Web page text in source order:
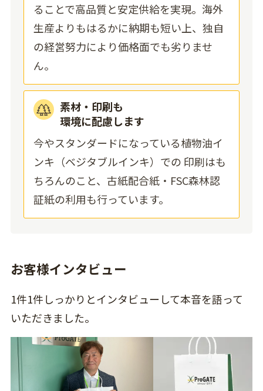
ることで高品質と安定供給を実現。海外
生産よりもはるかに納期も短い上、独自
の経営努力により価格面でも劣りませ
ん。
素材・印刷も
環境に配慮します
今やスタンダードになっている植物油イ
ンキ（ベジタブルインキ）での 印刷はも
ちろんのこと、古紙配合紙・FSC森林認
証紙の利用も行っています。
お客様インタビュー
1件1件しっかりとインタビューして本音を語って
いただきました。